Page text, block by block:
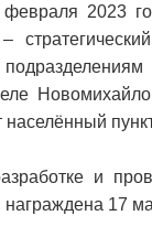
2023
населённый
и
награждена 17